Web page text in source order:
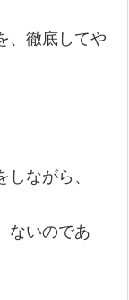
、徹底してや
ながら、
ないのであ